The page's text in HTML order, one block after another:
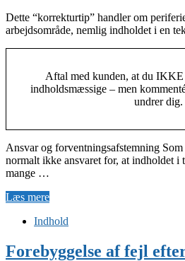
Dette “korrekturtip” handler om
arbejdsområde, nemlig indholdet i en
Aftal med kunden, at du IKKE
indholdsmæssige – men
undrer dig.
Ansvar og forventningsafstemning
normalt ikke ansvaret for, at indholdet i
mange …
Læs mere
Indhold
Forebyggelse af fejl